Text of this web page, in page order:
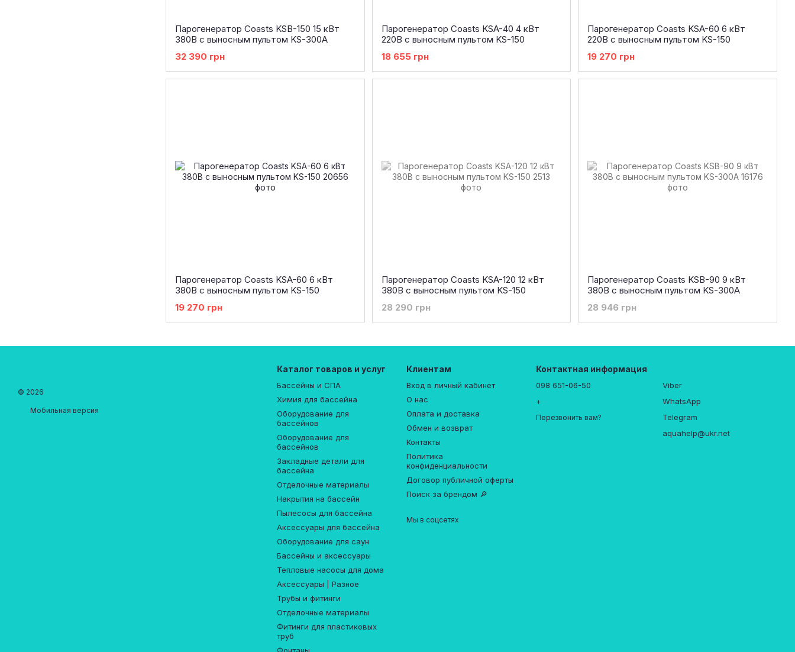
Парогенератор Coasts KSB-150 15 кВт
380В с выносным пультом KS-300A
32 390 грн
Парогенератор Coasts KSA-40 4 кВт
220В с выносным пультом KS-150
18 655 грн
Парогенератор Coasts KSA-60 6 кВт
220В с выносным пультом KS-150
19 270 грн
Парогенератор Coasts KSA-60 6 кВт
380В с выносным пультом KS-150
19 270 грн
Парогенератор Coasts KSA-120 12 кВт
380В с выносным пультом KS-150
28 290 грн
Парогенератор Coasts KSB-90 9 кВт
380В с выносным пультом KS-300A
28 946 грн
© 2026
Мобильная версия
Каталог товаров и услуг
Бассейны и СПА
Химия для бассейна
Оборудование для
бассейнов
Оборудование для
бассейнов
Закладные детали для
бассейна
Отделочные материалы
Накрытия на бассейн
Пылесосы для бассейна
Аксессуары для бассейна
Оборудование для саун
Бассейны и аксессуары
Тепловые насосы для дома
Аксессуары | Разное
Трубы и фитинги
Отделочные материалы
Фитинги для пластиковых
труб
Клиентам
Вход в личный кабинет
О нас
Оплата и доставка
Обмен и возврат
Контакты
Политика
конфиденциальности
Договор публичной оферты
Поиск за брендом 🔎
Мы в соцсетях
Контактная информация
098 651-06-50
+
Перезвонить вам?
Viber
WhatsApp
Telegram
aquahelp@ukr.net